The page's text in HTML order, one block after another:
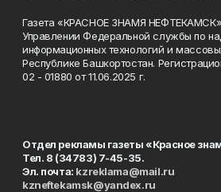
Газета «КРАСНОЕ ЗНАМЯ НЕФТЕКАМСК»
Управлении Федеральной службы по
информационных технологий и
Республике Башкортостан.
02 - 01880 от 11.06.2025 г.
Отдел рекламы газеты «Красное
Тел. 8 (34783) 7-45-35.
Эл. почта: kzreklama@mail.ru
kzneftekamsk@yandex.ru